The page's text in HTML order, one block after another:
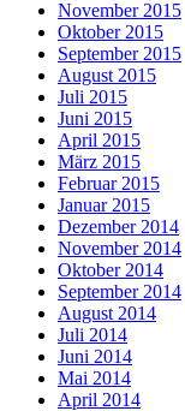
November 2015
Oktober 2015
September 2015
August 2015
Juli 2015
Juni 2015
April 2015
März 2015
Februar 2015
Januar 2015
Dezember 2014
November 2014
Oktober 2014
September 2014
August 2014
Juli 2014
Juni 2014
Mai 2014
April 2014